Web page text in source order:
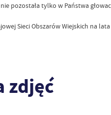
pozostała tylko w Państwa
Sieci Obszarów Wiejskich na
zdjęć